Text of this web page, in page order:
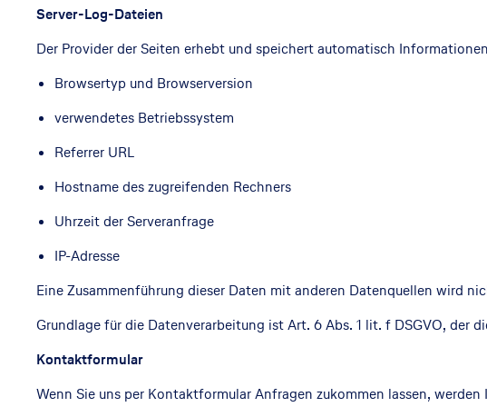
Server-Log-Dateien
Der Provider der Seiten erhebt und speichert automatisch
Browsertyp und Browserversion
verwendetes Betriebssystem
Referrer URL
Hostname des zugreifenden Rechners
Uhrzeit der Serveranfrage
IP-Adresse
Eine Zusammenführung dieser Daten mit anderen Datenquellen wird
Grundlage für die Datenverarbeitung ist Art. 6 Abs. 1 lit. f DSGVO, der
Kontaktformular
Wenn Sie uns per Kontaktformular Anfragen zukommen lassen,